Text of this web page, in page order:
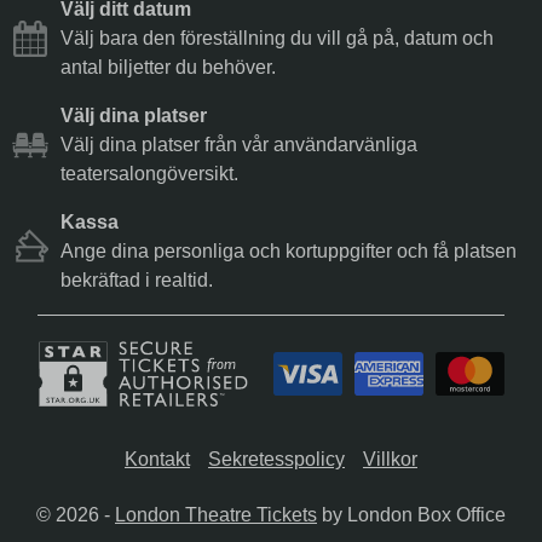
Välj ditt datum
Välj bara den föreställning du vill gå på, datum och
antal biljetter du behöver.
Välj dina platser
Välj dina platser från vår användarvänliga
teatersalongöversikt.
Kassa
Ange dina personliga och kortuppgifter och få platsen
bekräftad i realtid.
Kontakt Sekretesspolicy Villkor
© 2026 - London Theatre Tickets by London Box Office